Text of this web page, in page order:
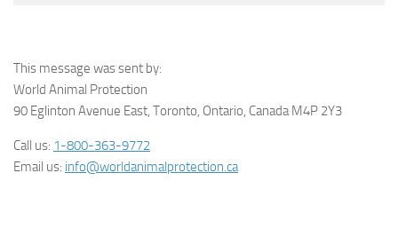
This message was sent by:
World Animal Protection
90 Eglinton Avenue East, Toronto, Ontario, Canada M4P 2Y3
Call us: 1-800-363-9772
Email us: info@worldanimalprotection.ca